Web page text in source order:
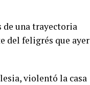
de una trayectoria
del feligrés que ayer
violentó la casa